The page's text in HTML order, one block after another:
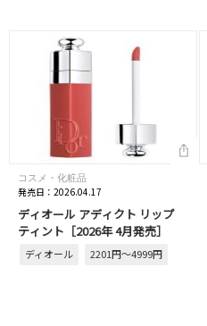
コスメ・化粧品
発売日：2026.04.17
ディオール アディクト リップ
ティント［2026年 4月発売］
ディオール 2201円～4999円